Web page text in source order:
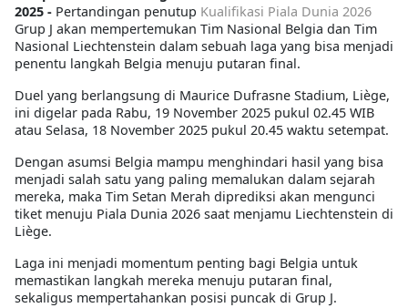
2025 - Pertandingan penutup Kualifikasi Piala Dunia 2026
Grup J akan mempertemukan Tim Nasional Belgia dan Tim
Nasional Liechtenstein dalam sebuah laga yang bisa menjadi
penentu langkah Belgia menuju putaran final.
Duel yang berlangsung di Maurice Dufrasne Stadium, Liège,
ini digelar pada Rabu, 19 November 2025 pukul 02.45 WIB
atau Selasa, 18 November 2025 pukul 20.45 waktu setempat.
Dengan asumsi Belgia mampu menghindari hasil yang bisa
menjadi salah satu yang paling memalukan dalam sejarah
mereka, maka Tim Setan Merah diprediksi akan mengunci
tiket menuju Piala Dunia 2026 saat menjamu Liechtenstein di
Liège.
Laga ini menjadi momentum penting bagi Belgia untuk
memastikan langkah mereka menuju putaran final,
sekaligus mempertahankan posisi puncak di Grup J.